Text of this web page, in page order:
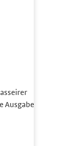
Ausgabe